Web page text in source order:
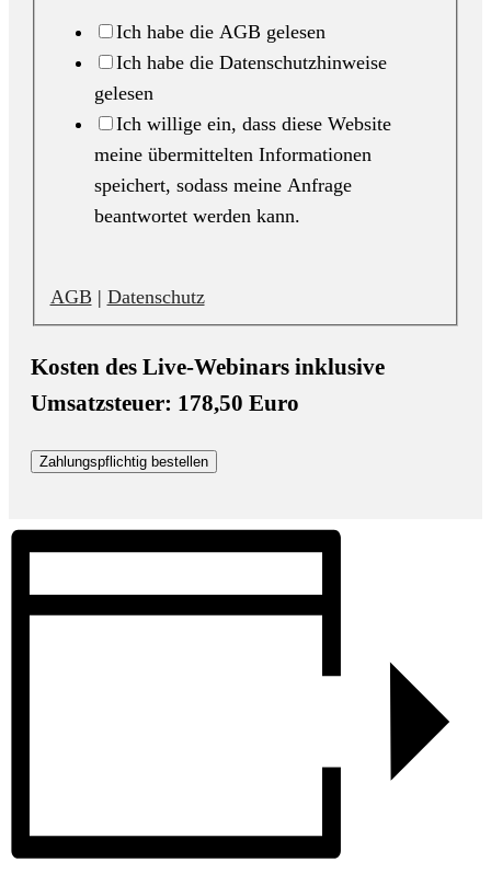
Ich habe die AGB gelesen
Ich habe die Datenschutzhinweise
gelesen
Ich willige ein, dass diese Website
meine übermittelten Informationen
speichert, sodass meine Anfrage
beantwortet werden kann.
AGB | Datenschutz
Kosten des Live-Webinars inklusive
Umsatzsteuer: 178,50 Euro
Zahlungspflichtig bestellen